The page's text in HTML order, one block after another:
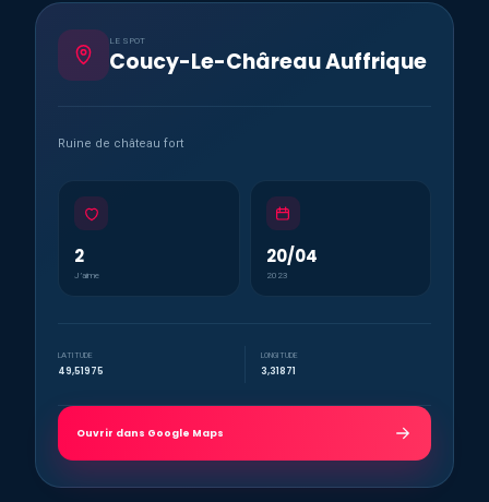
LE SPOT
Coucy-Le-Châreau Auffrique
Ruine de château fort
2
J’aime
20/04
2023
LATITUDE
49,51975
LONGITUDE
3,31871
Ouvrir dans Google Maps